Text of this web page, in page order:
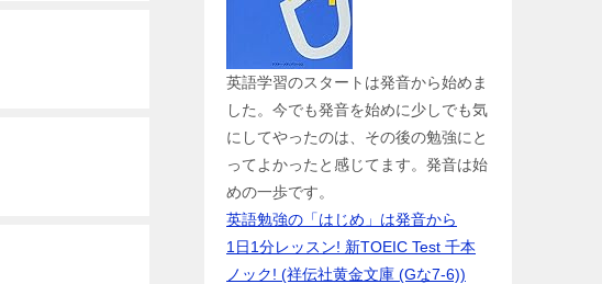
英語学習のスタートは発音から始めま
した。今でも発音を始めに少しでも気
にしてやったのは、その後の勉強にと
ってよかったと感じてます。発音は始
めの一歩です。
英語勉強の「はじめ」は発音から
1日1分レッスン! 新TOEIC Test 千本
ノック! (祥伝社黄金文庫 (Gな7-6))